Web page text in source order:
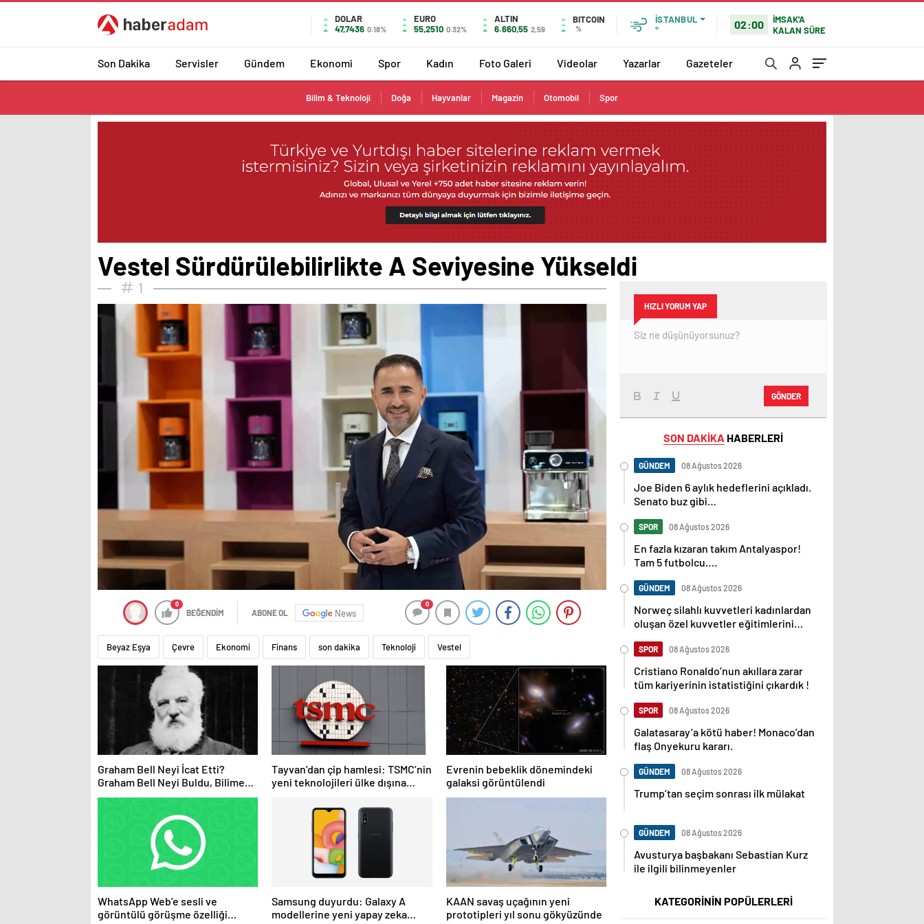
DOLAR
47,7436 0.18%
EURO
55,2510 0.32%
ALTIN
6.660,55 2,59
BITCOIN
%
İSTANBUL
°
02:00
İMSAK'A
KALAN SÜRE
Son Dakika Servisler Gündem Ekonomi Spor Kadın Foto Galeri Videolar Yazarlar Gazeteler
Bilim & Teknoloji Doğa Hayvanlar Magazin Otomobil Spor
Vestel Sürdürülebilirlikte A Seviyesine Yükseldi
1
0
BEĞENDİM ABONE OL News
0
Beyaz Eşya Çevre Ekonomi Finans son dakika Teknoloji Vestel
Graham Bell Neyi İcat Etti?
Graham Bell Neyi Buldu, Bilime
Katkıları Nelerdir?
Tayvan’dan çip hamlesi: TSMC’nin
yeni teknolojileri ülke dışına
Evrenin bebeklik dönemindeki
galaksi görüntülendi
WhatsApp Web’e sesli ve
görüntülü görüşme özelliği
Samsung duyurdu: Galaxy A
modellerine yeni yapay zeka
KAAN savaş uçağının yeni
prototipleri yıl sonu gökyüzünde
HIZLI YORUM YAP
GÖNDER
SON DAKİKA HABERLERİ
GÜNDEM 08 Ağustos 2026
Joe Biden 6 aylık hedeflerini açıkladı.
Senato buz gibi…
SPOR 08 Ağustos 2026
En fazla kızaran takım Antalyaspor!
Tam 5 futbolcu….
GÜNDEM 08 Ağustos 2026
Norweç silahlı kuvvetleri kadınlardan
oluşan özel kuvvetler eğitimlerini
SPOR 08 Ağustos 2026
Cristiano Ronaldo’nun akıllara zarar
tüm kariyerinin istatistiğini çıkardık !
SPOR 08 Ağustos 2026
Galatasaray’a kötü haber! Monaco’dan
flaş Onyekuru kararı.
GÜNDEM 08 Ağustos 2026
Trump’tan seçim sonrası ilk mülakat
GÜNDEM 08 Ağustos 2026
Avusturya başbakanı Sebastian Kurz
ile ilgili bilinmeyenler
KATEGORİNİN POPÜLERLERİ